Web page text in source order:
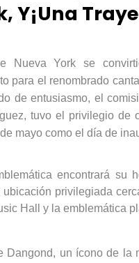
Y¡Una
Nueva York se
para el renombrado
de entusiasmo, el
z, tuvo el privilegio de
mayo como el día de
encontrará
privilegiada
Hall y la emblemática
Dangond, un ícono de la